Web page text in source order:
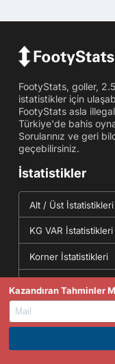
FootyStats, goller,
istatistikler için
FootyStats asla
Türkiye'de bahis
Sorularınız ve geri
geçebilirsiniz.
İstatistikler
Alt / Üst İstatistikleri
KG VAR İstatistikleri
Korner İstatistikleri
Maç Skoru
Kazandıran Tahminler